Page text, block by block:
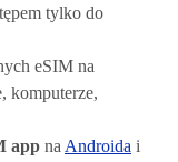
tylko do
eSIM na
komputerze,
app na Androida i